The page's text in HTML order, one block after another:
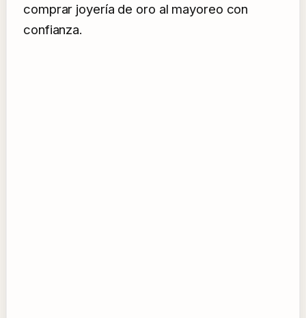
comprar joyería de oro al mayoreo con
confianza.